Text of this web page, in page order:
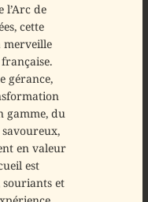
l’Arc de
cette
merveille
gérance,
gamme, du
savoureux,
en valeur
est
souriants et